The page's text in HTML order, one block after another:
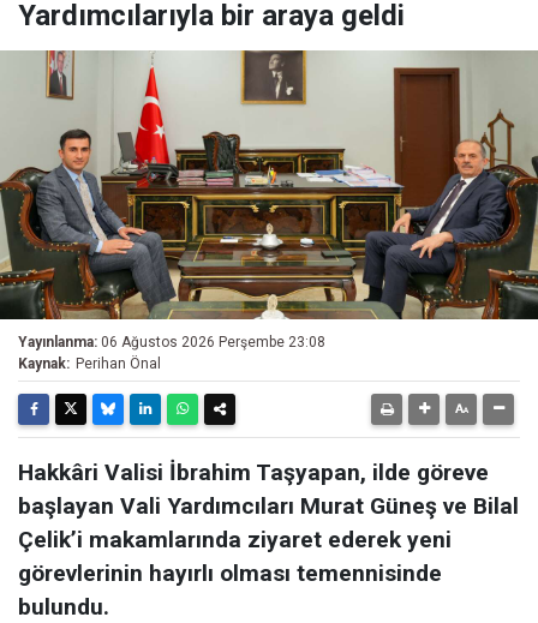
Yardımcılarıyla bir araya geldi
Yayınlanma: 06 Ağustos 2026 Perşembe 23:08
Kaynak: Perihan Önal
Hakkâri Valisi İbrahim Taşyapan, ilde göreve
başlayan Vali Yardımcıları Murat Güneş ve Bilal
Çelik’i makamlarında ziyaret ederek yeni
görevlerinin hayırlı olması temennisinde
bulundu.